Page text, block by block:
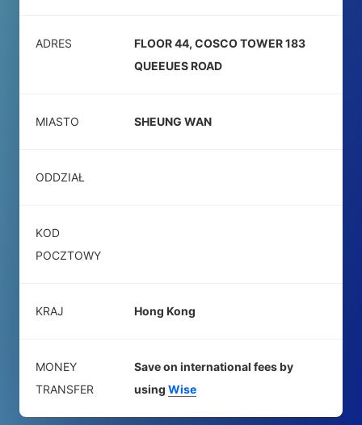
ADRES
FLOOR 44, COSCO TOWER 183
QUEEUES ROAD
MIASTO SHEUNG WAN
ODDZIAŁ
KOD
POCZTOWY
KRAJ Hong Kong
MONEY
TRANSFER
Save on international fees by
using Wise